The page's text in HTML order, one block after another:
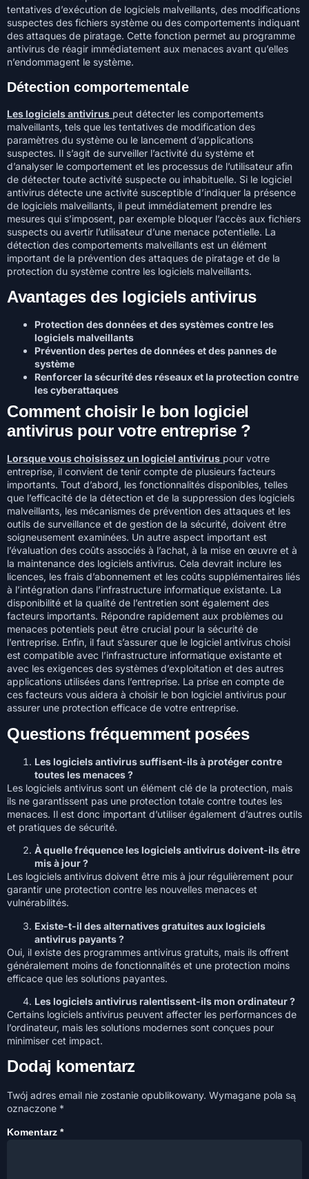
tentatives d’exécution de logiciels malveillants, des modifications
suspectes des fichiers système ou des comportements indiquant
des attaques de piratage. Cette fonction permet au programme
antivirus de réagir immédiatement aux menaces avant qu’elles
n’endommagent le système.
Détection comportementale
Les logiciels antivirus peut détecter les comportements
malveillants, tels que les tentatives de modification des
paramètres du système ou le lancement d’applications
suspectes. Il s’agit de surveiller l’activité du système et
d’analyser le comportement et les processus de l’utilisateur afin
de détecter toute activité suspecte ou inhabituelle. Si le logiciel
antivirus détecte une activité susceptible d’indiquer la présence
de logiciels malveillants, il peut immédiatement prendre les
mesures qui s’imposent, par exemple bloquer l’accès aux fichiers
suspects ou avertir l’utilisateur d’une menace potentielle. La
détection des comportements malveillants est un élément
important de la prévention des attaques de piratage et de la
protection du système contre les logiciels malveillants.
Avantages des logiciels antivirus
Protection des données et des systèmes contre les
logiciels malveillants
Prévention des pertes de données et des pannes de
système
Renforcer la sécurité des réseaux et la protection contre
les cyberattaques
Comment choisir le bon logiciel
antivirus pour votre entreprise ?
Lorsque vous choisissez un logiciel antivirus pour votre
entreprise, il convient de tenir compte de plusieurs facteurs
importants. Tout d’abord, les fonctionnalités disponibles, telles
que l’efficacité de la détection et de la suppression des logiciels
malveillants, les mécanismes de prévention des attaques et les
outils de surveillance et de gestion de la sécurité, doivent être
soigneusement examinées. Un autre aspect important est
l’évaluation des coûts associés à l’achat, à la mise en œuvre et à
la maintenance des logiciels antivirus. Cela devrait inclure les
licences, les frais d’abonnement et les coûts supplémentaires liés
à l’intégration dans l’infrastructure informatique existante. La
disponibilité et la qualité de l’entretien sont également des
facteurs importants. Répondre rapidement aux problèmes ou
menaces potentiels peut être crucial pour la sécurité de
l’entreprise. Enfin, il faut s’assurer que le logiciel antivirus choisi
est compatible avec l’infrastructure informatique existante et
avec les exigences des systèmes d’exploitation et des autres
applications utilisées dans l’entreprise. La prise en compte de
ces facteurs vous aidera à choisir le bon logiciel antivirus pour
assurer une protection efficace de votre entreprise.
Questions fréquemment posées
Les logiciels antivirus suffisent-ils à protéger contre
toutes les menaces ?
Les logiciels antivirus sont un élément clé de la protection, mais
ils ne garantissent pas une protection totale contre toutes les
menaces. Il est donc important d’utiliser également d’autres outils
et pratiques de sécurité.
À quelle fréquence les logiciels antivirus doivent-ils être
mis à jour ?
Les logiciels antivirus doivent être mis à jour régulièrement pour
garantir une protection contre les nouvelles menaces et
vulnérabilités.
Existe-t-il des alternatives gratuites aux logiciels
antivirus payants ?
Oui, il existe des programmes antivirus gratuits, mais ils offrent
généralement moins de fonctionnalités et une protection moins
efficace que les solutions payantes.
Les logiciels antivirus ralentissent-ils mon ordinateur ?
Certains logiciels antivirus peuvent affecter les performances de
l’ordinateur, mais les solutions modernes sont conçues pour
minimiser cet impact.
Dodaj komentarz
Twój adres email nie zostanie opublikowany. Wymagane pola są
oznaczone *
Komentarz *